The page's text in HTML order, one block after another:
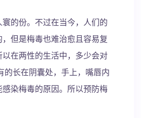
的份。不过在当今，人们的
但是梅毒也难治愈且容易复
在两性的生活中，多少会对
长在阴囊处，手上，嘴唇内
染梅毒的原因。所以预防梅